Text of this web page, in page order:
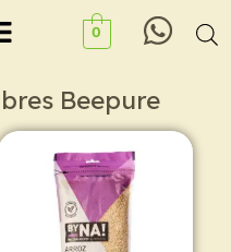
0
Beepure